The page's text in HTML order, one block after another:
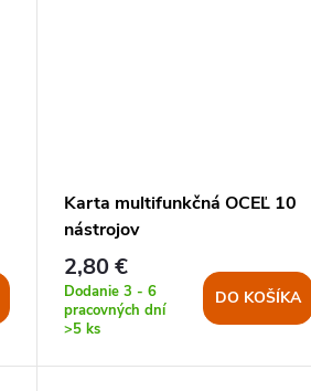
Karta multifunkčná OCEĽ 10
nástrojov
2,80 €
Dodanie 3 - 6
pracovných dní
>5 ks
DO KOŠÍKA